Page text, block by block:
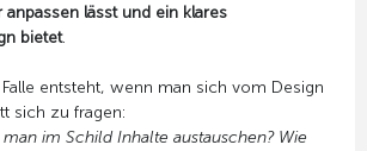
lässt und ein klares
bietet.
entsteht, wenn man sich vom Design
sich zu fragen:
im Schild Inhalte austauschen? Wie